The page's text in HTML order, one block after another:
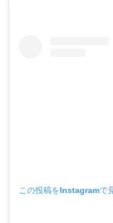
この投稿をInstagramで